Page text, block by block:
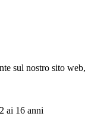
sul nostro sito
ai 16 anni